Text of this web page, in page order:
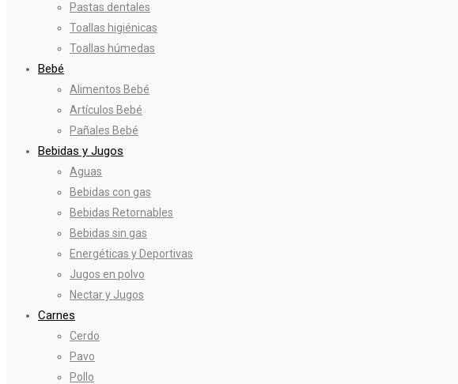
Pastas dentales
Toallas higiénicas
Toallas húmedas
Bebé
Alimentos Bebé
Artículos Bebé
Pañales Bebé
Bebidas y Jugos
Aguas
Bebidas con gas
Bebidas Retornables
Bebidas sin gas
Energéticas y Deportivas
Jugos en polvo
Nectar y Jugos
Carnes
Cerdo
Pavo
Pollo